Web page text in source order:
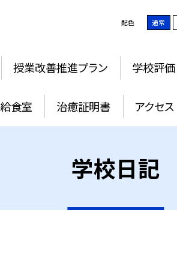
配色 通常
授業改善推進プラン 学校評価
給食室 治癒証明書 アクセス
学校日記